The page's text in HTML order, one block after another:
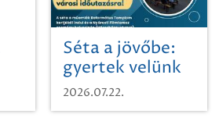
Séta a jövőbe:
gyertek velünk
egy városi
időutazásra!
2026.07.22.